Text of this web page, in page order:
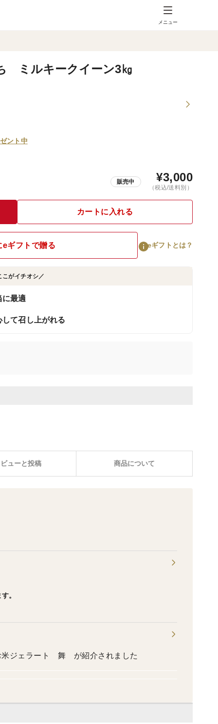
メニュー
ミルキークイーン3㎏
ント中
販売中 ¥3,000
（税込/送料別）
カートに入れる
eギフトで贈る eギフトとは？
こがイチオシ／
最適
て召し上がれる
ューと投稿 商品について
。
ジェラート 舞 が紹介されました